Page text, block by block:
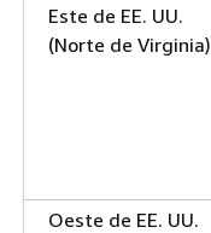
Este de EE. UU.
(Norte de Virginia)
Oeste de EE. UU.